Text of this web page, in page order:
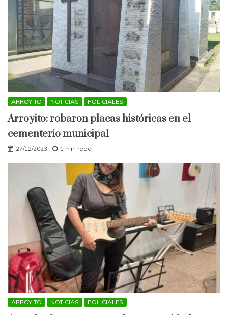
ARROYITO NOTICIAS POLICIALES
Arroyito: robaron placas históricas en el
cementerio municipal
27/12/2023 1 min read
ARROYITO NOTICIAS POLICIALES